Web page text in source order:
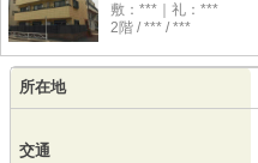
敷：***｜礼：***
2階 / *** / ***
所在地
交通